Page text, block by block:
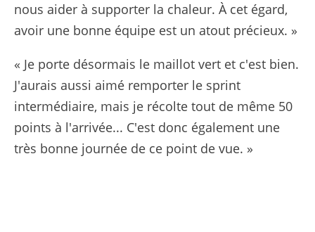
nous aider à supporter la chaleur. À cet égard,
avoir une bonne équipe est un atout précieux. »
« Je porte désormais le maillot vert et c'est bien.
J'aurais aussi aimé remporter le sprint
intermédiaire, mais je récolte tout de même 50
points à l'arrivée... C'est donc également une
très bonne journée de ce point de vue. »